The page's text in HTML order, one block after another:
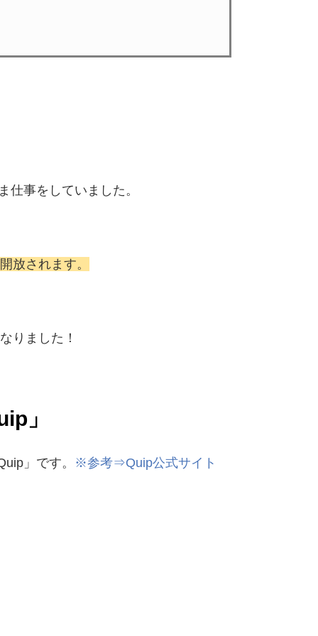
事をしていました。
放されます。
りました！
」
」です。 ※参考⇒Quip公式サイト